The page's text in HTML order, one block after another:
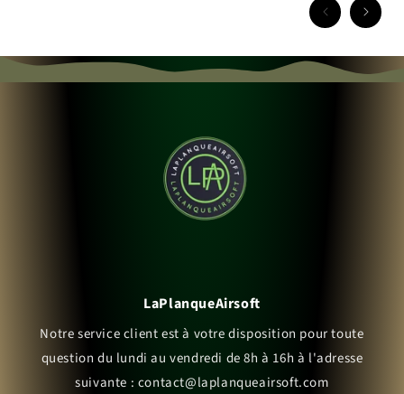
LaPlanqueAirsoft
Notre service client est à votre disposition pour toute
question du lundi au vendredi de 8h à 16h à l'adresse
suivante : contact@laplanqueairsoft.com